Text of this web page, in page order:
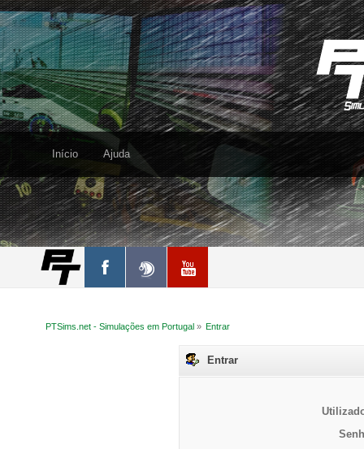
Início Ajuda
PTSims.net - Simulações em Portugal » Entrar
Entrar